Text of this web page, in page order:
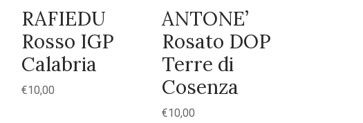
RAFIEDU
Rosso IGP
Calabria
€10,00
ANTONE’
Rosato DOP
Terre di
Cosenza
€10,00